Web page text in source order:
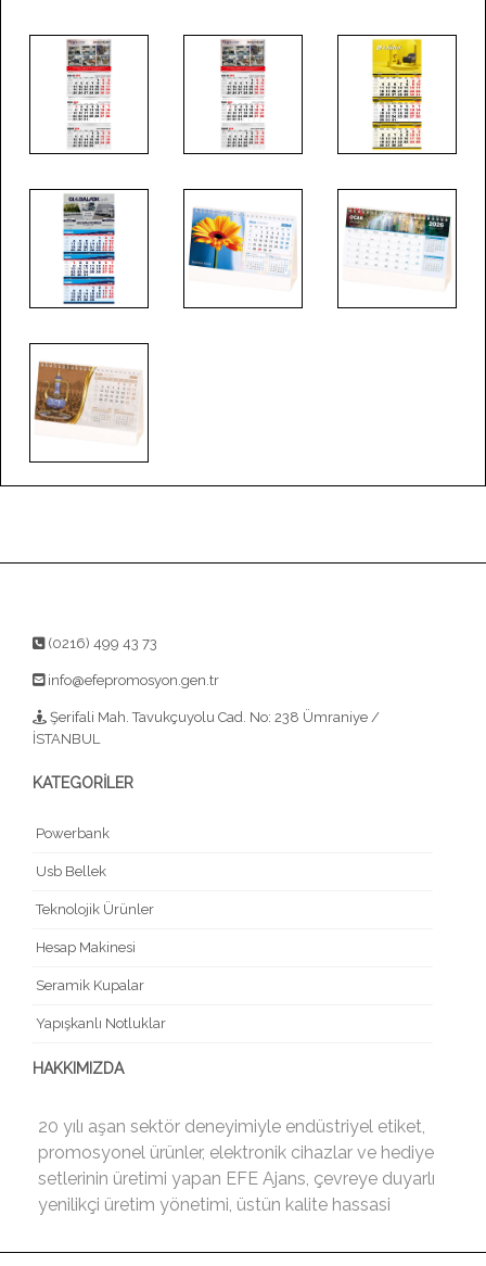
(0216) 499 43 73
info@efepromosyon.gen.tr
Şerifali Mah. Tavukçuyolu Cad. No: 238 Ümraniye /
İSTANBUL
KATEGORİLER
Powerbank
Usb Bellek
Teknolojik Ürünler
Hesap Makinesi
Seramik Kupalar
Yapışkanlı Notluklar
HAKKIMIZDA
20 yılı aşan sektör deneyimiyle endüstriyel etiket,
promosyonel ürünler, elektronik cihazlar ve hediye
setlerinin üretimi yapan EFE Ajans, çevreye duyarlı
yenilikçi üretim yönetimi, üstün kalite hassasi